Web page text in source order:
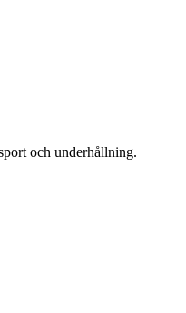
och underhållning.